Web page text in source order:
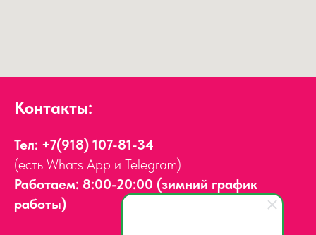
Контакты:
Тел: +7(918) 107-81-34
(есть Whats App и Telegram)
Работаем: 8:00-20:00 (зимний график
работы)